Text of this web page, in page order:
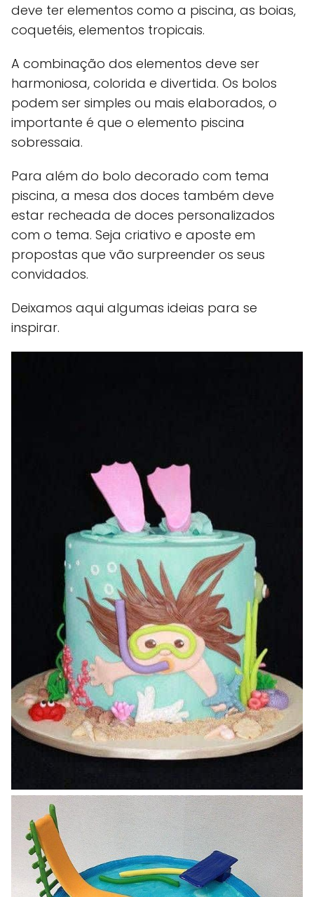
deve ter elementos como a piscina, as boias,
coquetéis, elementos tropicais.
A combinação dos elementos deve ser
harmoniosa, colorida e divertida. Os bolos
podem ser simples ou mais elaborados, o
importante é que o elemento piscina
sobressaia.
Para além do bolo decorado com tema
piscina, a mesa dos doces também deve
estar recheada de doces personalizados
com o tema. Seja criativo e aposte em
propostas que vão surpreender os seus
convidados.
Deixamos aqui algumas ideias para se
inspirar.